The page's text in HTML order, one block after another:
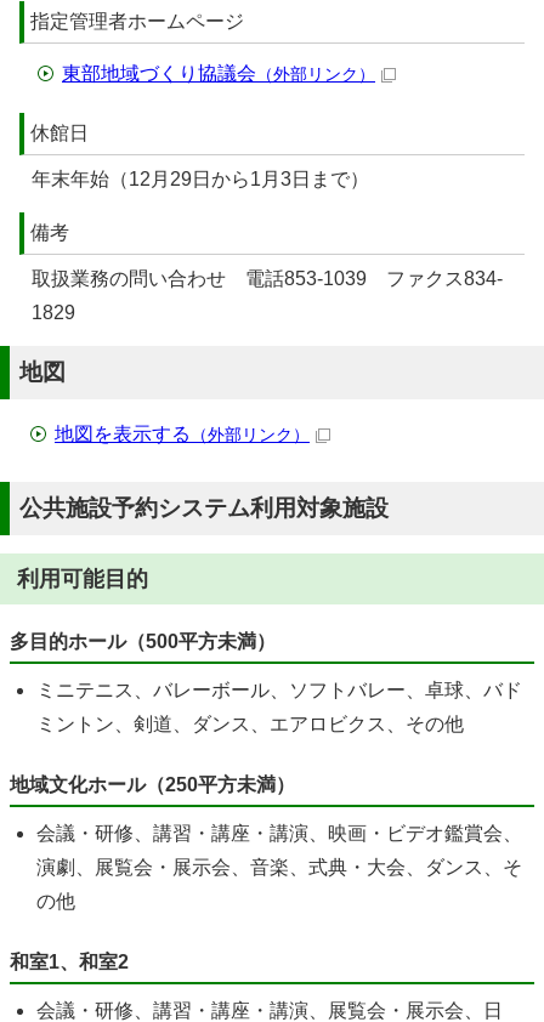
指定管理者ホームページ
東部地域づくり協議会 （外部リンク）
休館日
年末年始（12月29日から1月3日まで）
備考
取扱業務の問い合わせ 電話853-1039 ファクス834-
1829
地図
地図を表示する （外部リンク）
公共施設予約システム利用対象施設
利用可能目的
多目的ホール（500平方未満）
ミニテニス、バレーボール、ソフトバレー、卓球、バド
ミントン、剣道、ダンス、エアロビクス、その他
地域文化ホール（250平方未満）
会議・研修、講習・講座・講演、映画・ビデオ鑑賞会、
演劇、展覧会・展示会、音楽、式典・大会、ダンス、そ
の他
和室1、和室2
会議・研修、講習・講座・講演、展覧会・展示会、日